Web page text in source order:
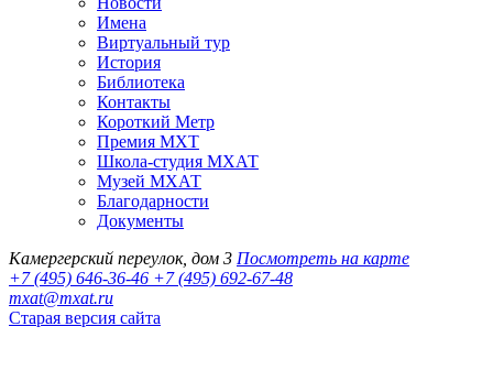
Имена
Виртуальный тур
История
Библиотека
Контакты
Короткий Метр
Премия МХТ
Школа-студия МХАТ
Музей МХАТ
Благодарности
Документы
Камергерский переулок, дом 3 Посмотреть на карте
+7 (495) 646-36-46 +7 (495) 692-67-48‬
mxat@mxat.ru
Старая версия сайта